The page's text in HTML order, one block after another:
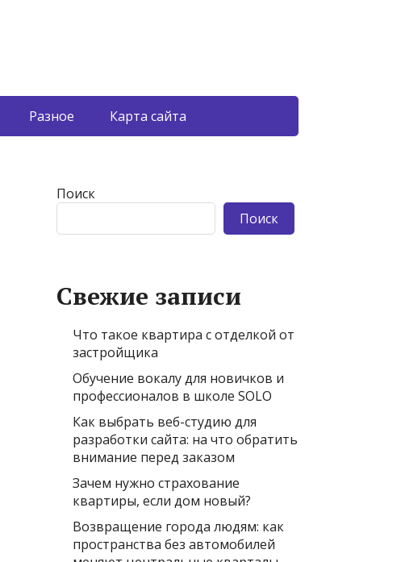
Разное Карта сайта
Поиск
Поиск
Свежие записи
Что такое квартира с отделкой от
застройщика
Обучение вокалу для новичков и
профессионалов в школе SOLO
Как выбрать веб-студию для
разработки сайта: на что обратить
внимание перед заказом
Зачем нужно страхование
квартиры, если дом новый?
Возвращение города людям: как
пространства без автомобилей